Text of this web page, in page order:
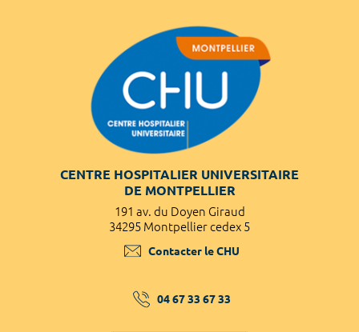
CENTRE HOSPITALIER UNIVERSITAIRE
DE MONTPELLIER
191 av. du Doyen Giraud
34295 Montpellier cedex 5
Contacter le CHU
04 67 33 67 33